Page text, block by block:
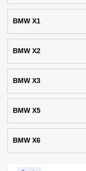
BMW X1
BMW X2
BMW X3
BMW X5
BMW X6